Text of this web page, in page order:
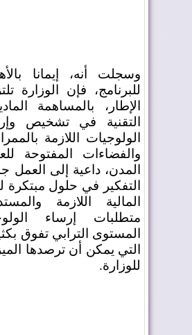
وسجلت أنه، إيمانا
للبرنامج، فإن الوزارة
الإطار، بالمساهمة
التقنية في تشخيص
الولوجيات اللازمة
والفضاءات المفتوحة
المدن، داعية إلى العمل
التفكير في حلول مبتكرة
المالية اللازمة
متطلبات إرساء
المستوى الترابي تفوق
التي يمكن أن ترصدها
للوزارة.